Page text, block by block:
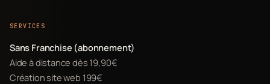
SERVICES
Sans Franchise (abonnement)
Aide à distance dès 19,90€
Création site web 199€